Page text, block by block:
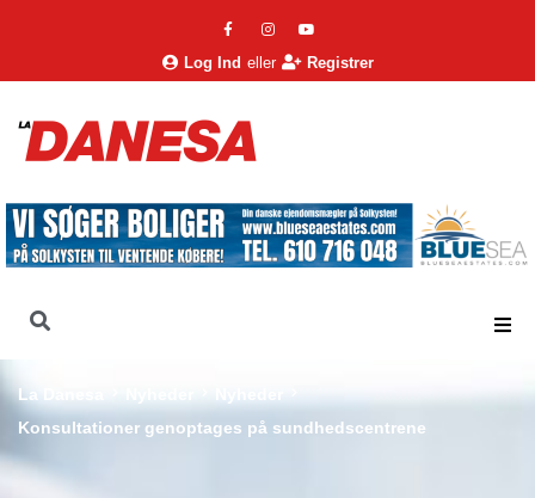
Log Ind eller Registrer
La Danesa
Konsultationer genoptages på sundhedscentrene